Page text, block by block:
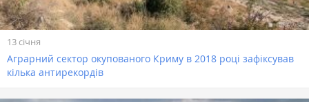
13 січня
Аграрний сектор окупованого Криму в 2018 році зафіксував
кілька антирекордів